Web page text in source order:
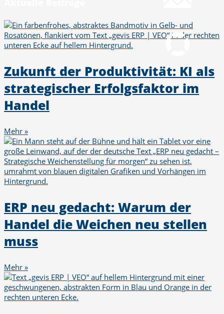
pcvisit Download
Zukunft der Produktivität: KI als
strategischer Erfolgsfaktor im
Handel
Mehr »
ERP neu gedacht: Warum der
Handel die Weichen neu stellen
muss
Mehr »